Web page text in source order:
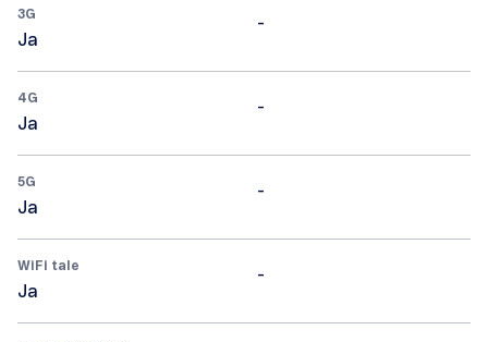
3G
Ja
-
4G
Ja
-
5G
Ja
-
WiFi tale
Ja
-